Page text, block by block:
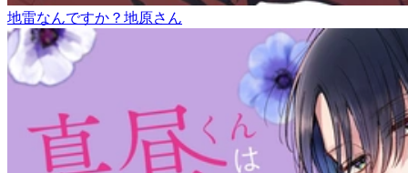
地雷なんですか？地原さん